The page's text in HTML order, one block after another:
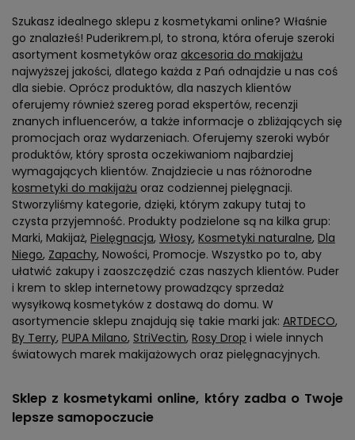
Szukasz idealnego sklepu z kosmetykami online? Właśnie
go znalazłeś! Puderikrem.pl, to strona, która oferuje szeroki
asortyment kosmetyków oraz akcesoria do makijażu
najwyższej jakości, dlatego każda z Pań odnajdzie u nas coś
dla siebie. Oprócz produktów, dla naszych klientów
oferujemy również szereg porad ekspertów, recenzji
znanych influencerów, a także informacje o zbliżających się
promocjach oraz wydarzeniach. Oferujemy szeroki wybór
produktów, który sprosta oczekiwaniom najbardziej
wymagających klientów. Znajdziecie u nas różnorodne
kosmetyki do makijażu oraz codziennej pielęgnacji.
Stworzyliśmy kategorie, dzięki, którym zakupy tutaj to
czysta przyjemność. Produkty podzielone są na kilka grup:
Marki, Makijaż, Pielęgnacja, Włosy, Kosmetyki naturalne, Dla
Niego, Zapachy, Nowości, Promocje. Wszystko po to, aby
ułatwić zakupy i zaoszczędzić czas naszych klientów. Puder
i krem to sklep internetowy prowadzący sprzedaż
wysyłkową kosmetyków z dostawą do domu. W
asortymencie sklepu znajdują się takie marki jak: ARTDECO,
By Terry, PUPA Milano, StriVectin, Rosy Drop i wiele innych
światowych marek makijażowych oraz pielęgnacyjnych.
Sklep z kosmetykami online, który zadba o Twoje
lepsze samopoczucie